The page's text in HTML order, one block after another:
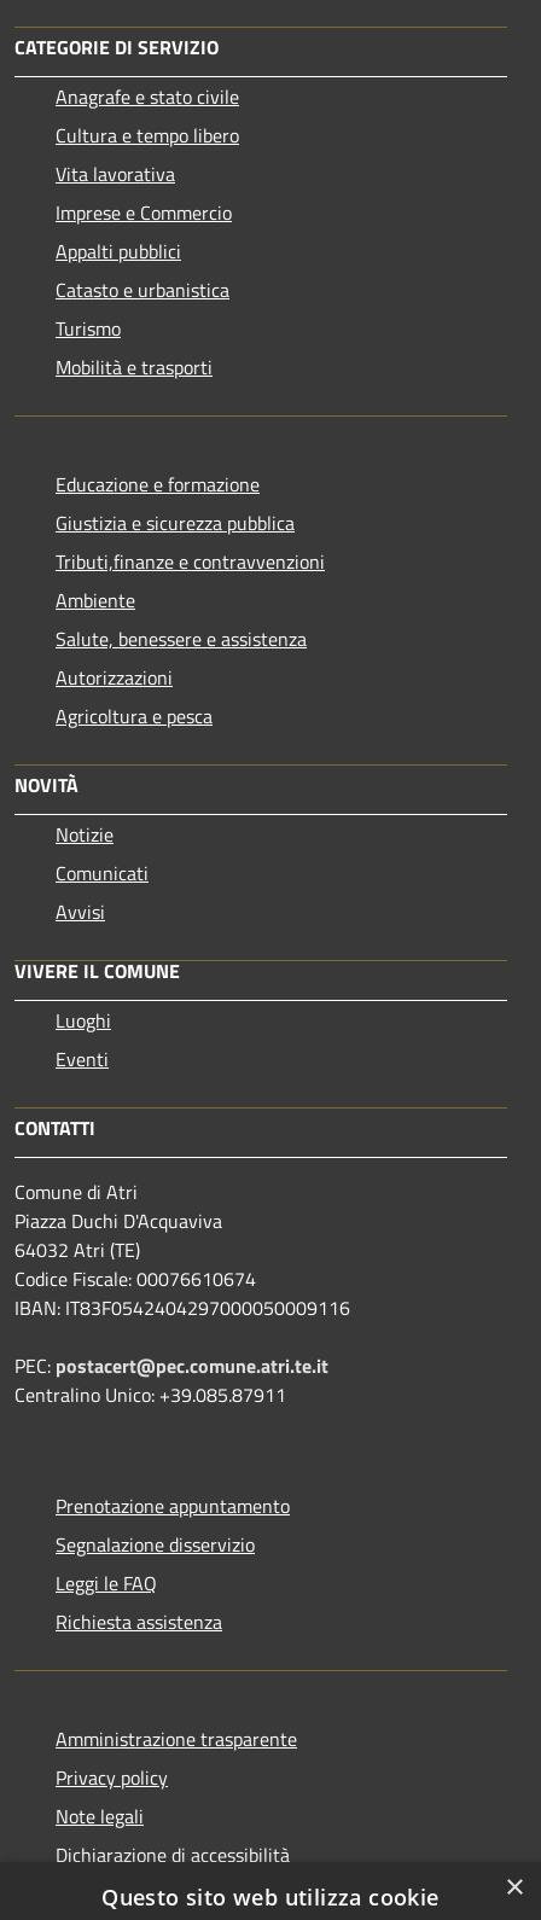
CATEGORIE DI SERVIZIO
Anagrafe e stato civile
Cultura e tempo libero
Vita lavorativa
Imprese e Commercio
Appalti pubblici
Catasto e urbanistica
Turismo
Mobilità e trasporti
Educazione e formazione
Giustizia e sicurezza pubblica
Tributi,finanze e contravvenzioni
Ambiente
Salute, benessere e assistenza
Autorizzazioni
Agricoltura e pesca
NOVITÀ
Notizie
Comunicati
Avvisi
VIVERE IL COMUNE
Luoghi
Eventi
CONTATTI
Comune di Atri
Piazza Duchi D'Acquaviva
64032 Atri (TE)
Codice Fiscale: 00076610674
IBAN: IT83F0542404297000050009116
PEC: postacert@pec.comune.atri.te.it
Centralino Unico: +39.085.87911
Prenotazione appuntamento
Segnalazione disservizio
Leggi le FAQ
Richiesta assistenza
Amministrazione trasparente
Privacy policy
Note legali
Dichiarazione di accessibilità
×
Questo sito web utilizza cookie